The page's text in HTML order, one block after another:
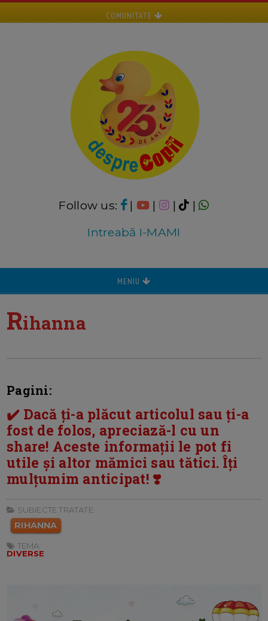
COMUNITATE
Follow us: | | |
|
Intreabă I-MAMI
MENIU
Rihanna
Pagini:
✔️ Dacă ți-a plăcut articolul sau ți-a
fost de folos, apreciază-l cu un
share! Aceste informații le pot fi
utile și altor mămici sau tătici. Îți
mulțumim anticipat! ❣️
SUBIECTE TRATATE:
RIHANNA
TEMA:
DIVERSE